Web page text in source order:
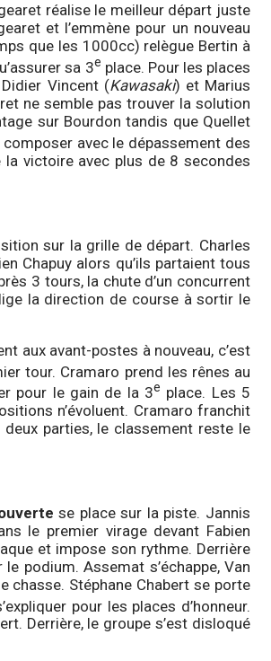
réalise le meilleur départ juste
et l’emmène pour un nouveau
que les 1000cc) relègue Bertin à
sa 3e place. Pour les places
Vincent (Kawasaki) et Marius
ne semble pas trouver la solution
sur Bourdon tandis que Quellet
avec le dépassement des
victoire avec plus de 8 secondes
sur la grille de départ. Charles
Chapuy alors qu’ils partaient tous
3 tours, la chute d’un concurrent
la direction de course à sortir le
aux avant-postes à nouveau, c’est
tour. Cramaro prend les rênes au
pour le gain de la 3e place. Les 5
n’évoluent. Cramaro franchit
parties, le classement reste le
se place sur la piste. Jannis
le premier virage devant Fabien
et impose son rythme. Derrière
podium. Assemat s’échappe, Van
chasse. Stéphane Chabert se porte
pour les places d’honneur.
Derrière, le groupe s’est disloqué